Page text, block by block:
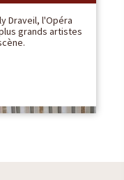
Draveil, l'Opéra
grands artistes